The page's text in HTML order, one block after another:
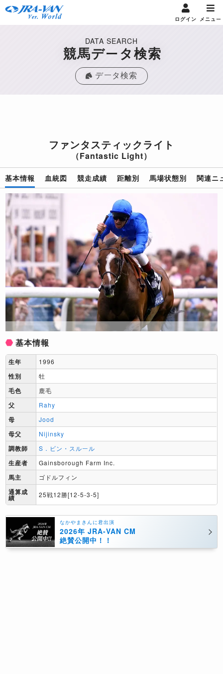
ログイン メニュー
DATA SEARCH
競馬データ検索
データ検索
ファンタスティックライト
（Fantastic Light）
基本情報 血統図 競走成績 距離別 馬場状態別 関連ニ
基本情報
生年 1996
性別 牡
毛色 鹿毛
父 Rahy
母 Jood
母父 Nijinsky
調教師 S．ビン・スルール
生産者 Gainsborough Farm Inc.
馬主 ゴドルフィン
通算成
績 25戦12勝[12-5-3-5]
なかやまきんに君出演
2026年 JRA-VAN CM
絶賛公開中！！